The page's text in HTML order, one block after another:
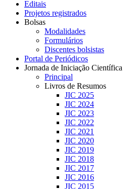
Editais
Projetos registrados
Bolsas
Modalidades
Formulários
Discentes bolsistas
Portal de Periódicos
Jornada de Iniciação Científica
Principal
Livros de Resumos
JIC 2025
JIC 2024
JIC 2023
JIC 2022
JIC 2021
JIC 2020
JIC 2019
JIC 2018
JIC 2017
JIC 2016
JIC 2015